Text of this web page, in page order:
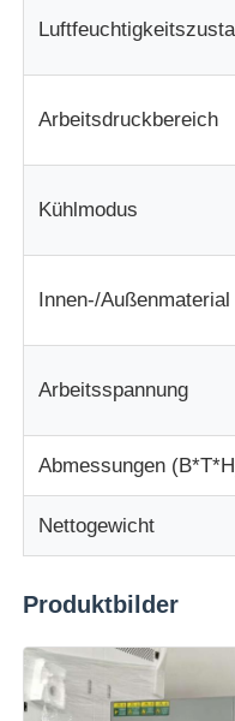
Arbeitsdruckbereich
Kühlmodus
Innen-/Außenmaterial
Arbeitsspannung
Abmessungen
Nettogewicht
Produktbilder